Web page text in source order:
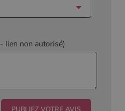
- lien non autorisé)